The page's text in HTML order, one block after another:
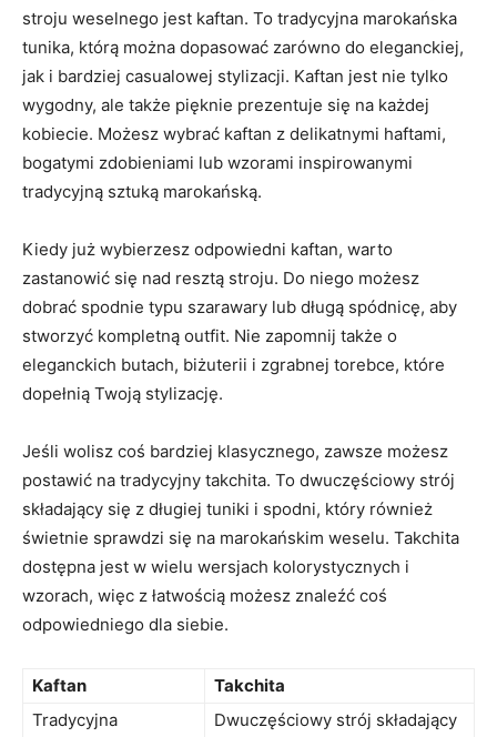
stroju weselnego jest kaftan. To‌ tradycyjna marokańska
tunika, którą można dopasować zarówno do eleganckiej,
jak i bardziej⁣ casualowej stylizacji. Kaftan jest nie tylko
wygodny, ale ⁤także pięknie prezentuje się na każdej
kobiecie. Możesz wybrać kaftan ​z delikatnymi haftami,
bogatymi⁢ zdobieniami⁢ lub wzorami inspirowanymi
⁣tradycyjną sztuką marokańską.
Kiedy ⁢już wybierzesz‌ odpowiedni kaftan, ⁢warto
zastanowić⁣ się nad⁢ resztą‌ stroju. Do ​niego możesz
dobrać spodnie typu szarawary lub długą ⁣spódnicę, aby
stworzyć kompletną⁣ outfit. Nie zapomnij ‍także o
eleganckich butach, biżuterii i zgrabnej torebce, które
dopełnią Twoją stylizację.
Jeśli wolisz coś bardziej klasycznego, zawsze możesz
postawić na​ tradycyjny takchita. To dwuczęściowy strój
składający ​się z długiej tuniki‍ i spodni, który ⁢również
świetnie sprawdzi ‌się⁣ na marokańskim‌ weselu. Takchita
dostępna jest w wielu wersjach kolorystycznych i
wzorach, więc z łatwością możesz znaleźć coś
odpowiedniego dla siebie.
Kaftan
Takchita
Tradycyjna⁣
Dwuczęściowy strój składający